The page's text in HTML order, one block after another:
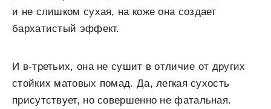
и не слишком сухая, на коже она создает
бархатистый эффект.
И в-третьих, она не сушит в отличие от других
стойких матовых помад. Да, легкая сухость
присутствует, но совершенно не фатальная.